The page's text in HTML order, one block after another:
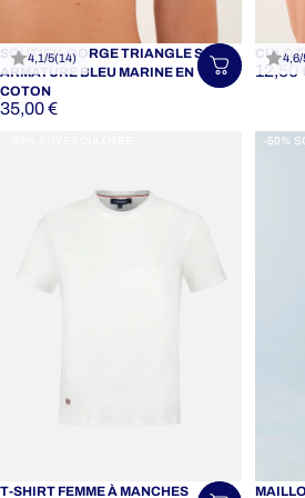
4,1/5(14)
Choisir
SOUTIEN-GORGE TRIANGLE SANS
ARMATURE BLEU MARINE EN
COTON
35,00 €
4,6/
12,50
T-SHIRT FEMME À MANCHES
-50%